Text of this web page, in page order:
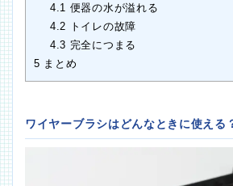
4.1 便器の水が溢れる
4.2 トイレの故障
4.3 完全につまる
5 まとめ
ワイヤーブラシはどんなときに使える